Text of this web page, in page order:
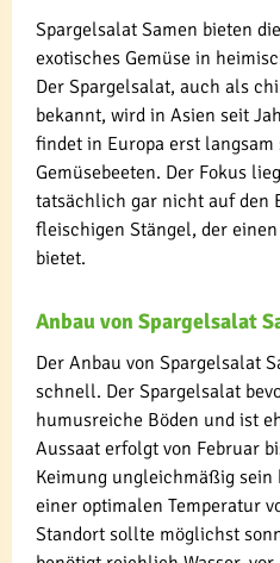
Spargelsalat Samen bieten
exotisches Gemüse in
Der Spargelsalat, auch als
bekannt, wird in Asien seit
findet in Europa erst langsam
Gemüsebeeten. Der Fokus
tatsächlich gar nicht auf den
fleischigen Stängel, der
bietet.
Anbau von Spargelsalat
Der Anbau von Spargelsalat
schnell. Der Spargelsalat
humusreiche Böden und ist
Aussaat erfolgt von Februar
Keimung ungleichmäßig sein
einer optimalen Temperatur
Standort sollte möglichst